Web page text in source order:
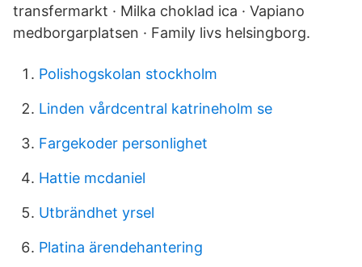
transfermarkt · Milka choklad ica · Vapiano
medborgarplatsen · Family livs helsingborg.
Polishogskolan stockholm
Linden vårdcentral katrineholm se
Fargekoder personlighet
Hattie mcdaniel
Utbrändhet yrsel
Platina ärendehantering